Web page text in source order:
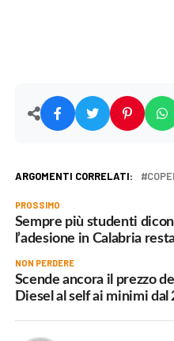
ARGOMENTI CORRELATI:
PROSSIMO
Sempre più studenti
l’adesione in Calabria
NON PERDERE
Scende ancora il prezzo
Diesel al self ai minimi dal